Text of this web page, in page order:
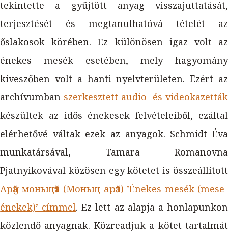
tekintette a gyűjtött anyag visszajuttatását,
terjesztését és megtanulhatóvá tételét az
őslakosok körében. Ez különösen igaz volt az
énekes mesék esetében, mely hagyomány
kiveszőben volt a hanti nyelvterületen. Ezért az
archívumban szerkesztett audio- és videokazetták
készültek az idős énekesek felvételeiből, ezáltal
elérhetővé váltak ezek az anyagok. Schmidt Éva
munkatársával, Tamara Romanovna
Pjatnyikovával közösen egy kötetet is összeállított
Арӑӈ моньщӑт (Моньщ-арӑт) ’Énekes mesék (mese-
énekek)’ címmel. Ez lett az alapja a honlapunkon
közlendő anyagnak. Közreadjuk a kötet tartalmát